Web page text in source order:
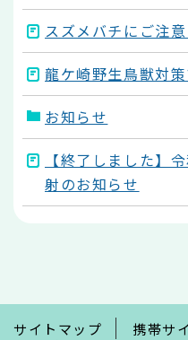
スズメバチにご注
龍ケ崎野生鳥獣対
お知らせ
【終了しました】
射のお知らせ
で
サイトマップ 携帯サ